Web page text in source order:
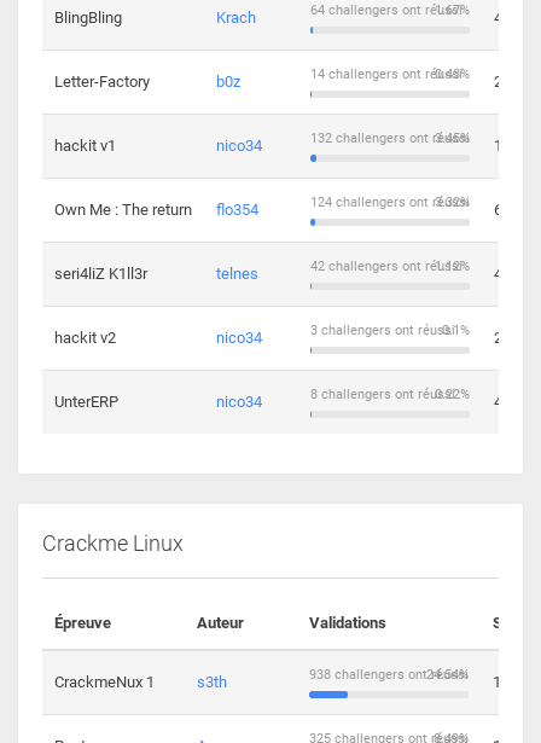
BlingBling Krach 1.67%
64 challengers ont réussi 4
Letter-Factory b0z 0.43%
14 challengers ont réussi 2
hackit v1 nico34 3.45%
132 challengers ont réussi 12
Own Me : The return flo354 3.32%
124 challengers ont réussi 6
seri4liZ K1ll3r telnes 1.12%
42 challengers ont réussi 4
hackit v2 nico34 0.1%
3 challengers ont réussi 2
UnterERP nico34 0.22%
8 challengers ont réussi 4
Crackme Linux
Épreuve Auteur Validations
CrackmeNux 1 s3th 24.54%
938 challengers ont réussi 14
8.49%
325 challengers ont réussi